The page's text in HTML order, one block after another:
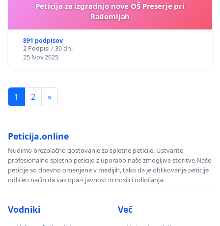
Peticija za izgradnjo nove OŠ Preserje pri
Radomljah
891 podpisov
2 Podpisi / 30 dni
25 Nov 2025
1 2 »
Peticija.online
Nudimo brezplačno gostovanje za spletne peticije. Ustvarite
profesionalno spletno peticijo z uporabo naše zmogljive storitve.Naše
peticije so dnevno omenjene v medijih, tako da je oblikovanje peticije
odličen način da vas opazi javnost in nosilci odločanja.
Vodniki Več